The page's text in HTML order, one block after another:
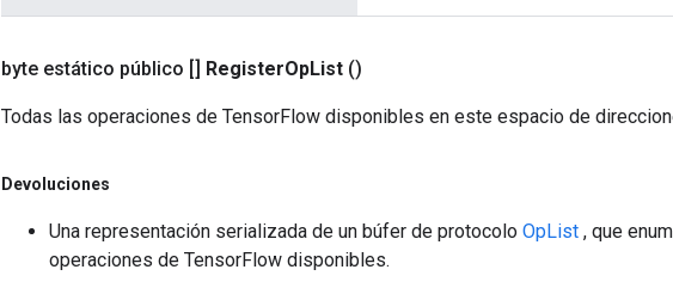
byte estático público [] RegisterOpList ()
Todas las operaciones de TensorFlow disponibles en este espacio de
Devoluciones
Una representación serializada de un búfer de protocolo OpList , que
operaciones de TensorFlow disponibles.